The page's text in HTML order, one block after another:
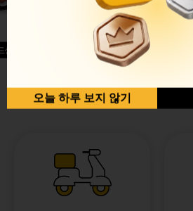
글윙
반반순살[레드+허니]
오늘 하루 보지 않기